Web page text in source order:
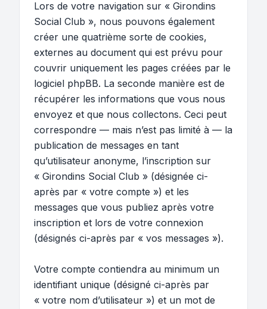
Lors de votre navigation sur « Girondins
Social Club », nous pouvons également
créer une quatrième sorte de cookies,
externes au document qui est prévu pour
couvrir uniquement les pages créées par le
logiciel phpBB. La seconde manière est de
récupérer les informations que vous nous
envoyez et que nous collectons. Ceci peut
correspondre — mais n’est pas limité à — la
publication de messages en tant
qu’utilisateur anonyme, l’inscription sur
« Girondins Social Club » (désignée ci-
après par « votre compte ») et les
messages que vous publiez après votre
inscription et lors de votre connexion
(désignés ci-après par « vos messages »).
Votre compte contiendra au minimum un
identifiant unique (désigné ci-après par
« votre nom d’utilisateur ») et un mot de